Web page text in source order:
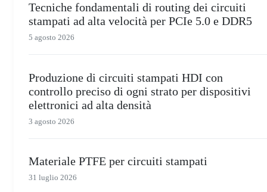
Tecniche fondamentali di routing dei circuiti
stampati ad alta velocità per PCIe 5.0 e DDR5
5 agosto 2026
Produzione di circuiti stampati HDI con
controllo preciso di ogni strato per dispositivi
elettronici ad alta densità
3 agosto 2026
Materiale PTFE per circuiti stampati
31 luglio 2026